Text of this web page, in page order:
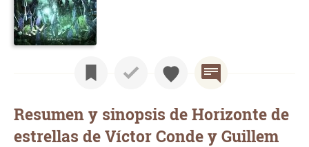
Resumen y sinopsis de Horizonte de
estrellas de Víctor Conde y Guillem